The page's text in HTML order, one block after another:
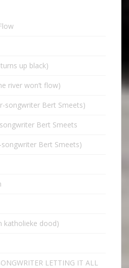
up black)
river won’t flow)
songwriter Bert Smeets)
Bert Smeets
Bert Smeets)
katholieke dood)
LETTING IT ALL